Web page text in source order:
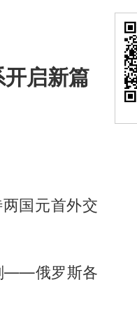
启新篇
国元首外交
——俄罗斯各